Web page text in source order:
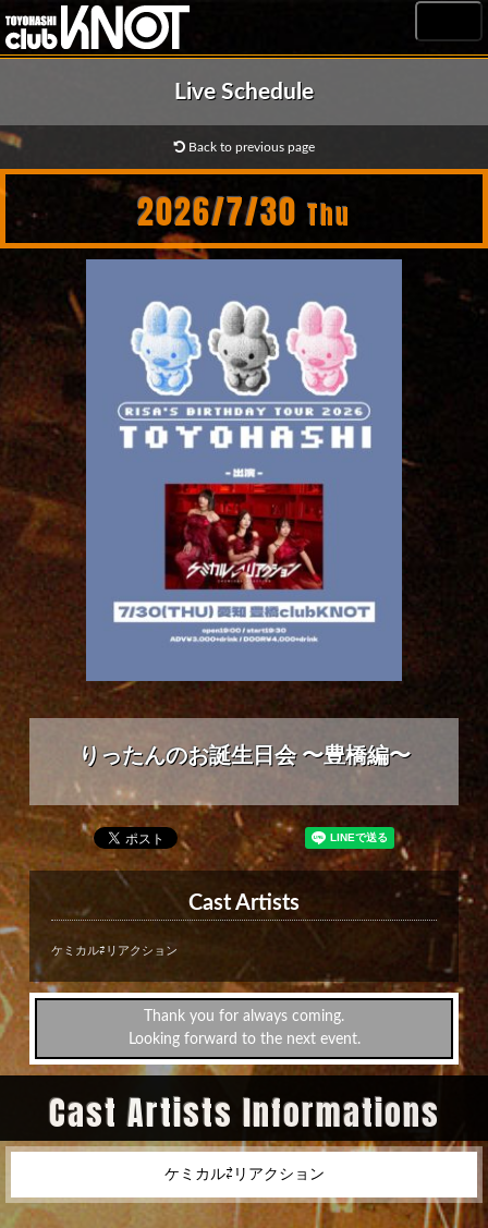
Live Schedule
Back to previous page
2026/7/30 Thu
りったんのお誕生日会 〜豊橋編〜
Cast Artists
ケミカル⇄リアクション
Thank you for always coming.
Looking forward to the next event.
Cast Artists Informations
ケミカル⇄リアクション